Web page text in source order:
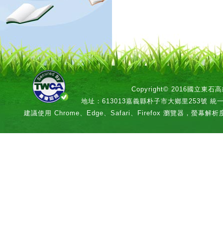
Copyright© 2016國立東石高
地址：613013嘉義縣朴子市大鄉里253號 統
建議使用 Chrome、Edge、Safari、Firefox 瀏覽器，螢幕解